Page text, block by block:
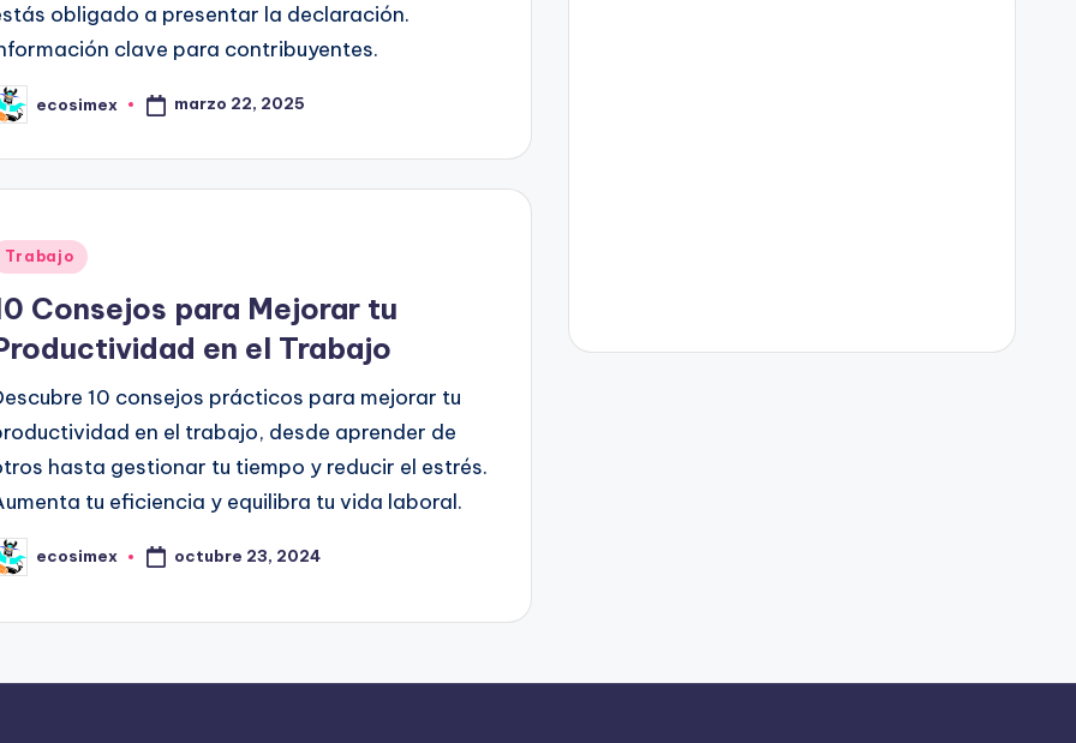
obligado a presentar la declaración.
clave para contribuyentes.
ecosimex marzo 22, 2025
Trabajo
Consejos para Mejorar tu
en el Trabajo
10 consejos prácticos para mejorar tu
en el trabajo, desde aprender de
hasta gestionar tu tiempo y reducir el estrés.
tu eficiencia y equilibra tu vida laboral.
ecosimex octubre 23, 2024